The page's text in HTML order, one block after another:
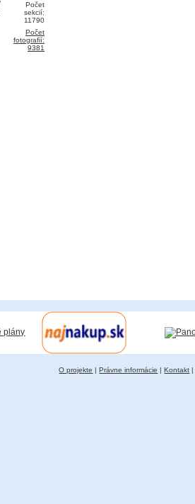
Počet
sekcií:
11790
Počet
fotografií:
9381
O projekte |Právne informácie |Kontakt